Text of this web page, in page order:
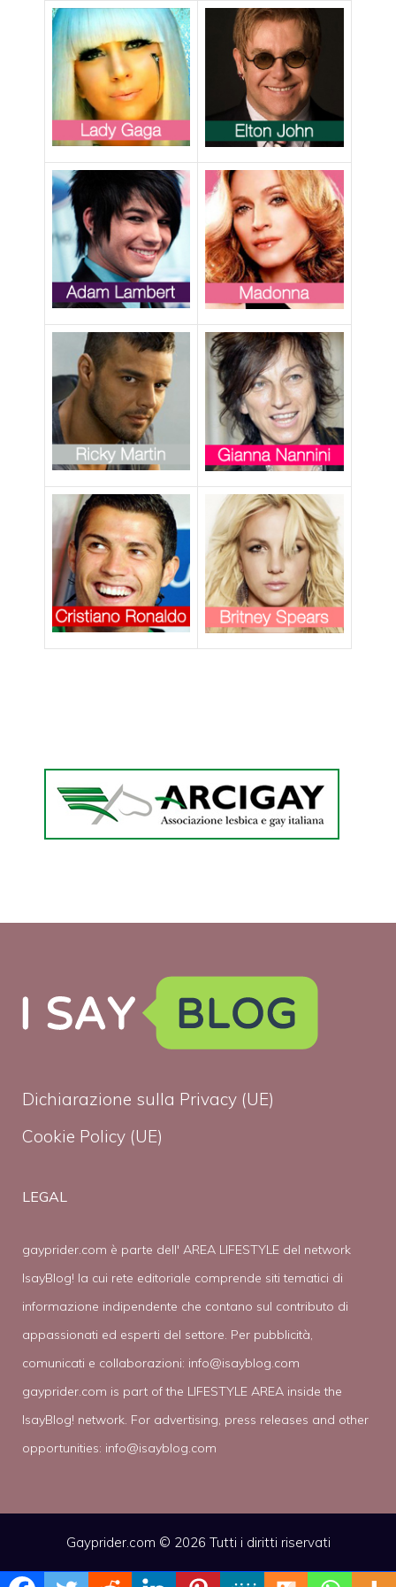
Dichiarazione sulla Privacy (UE)
Cookie Policy (UE)
LEGAL
gayprider.com è parte dell' AREA LIFESTYLE del network
IsayBlog! la cui rete editoriale comprende siti tematici di
informazione indipendente che contano sul contributo di
appassionati ed esperti del settore. Per pubblicità,
comunicati e collaborazioni: info@isayblog.com
gayprider.com is part of the LIFESTYLE AREA inside the
IsayBlog! network. For advertising, press releases and other
opportunities: info@isayblog.com
Gayprider.com © 2026 Tutti i diritti riservati